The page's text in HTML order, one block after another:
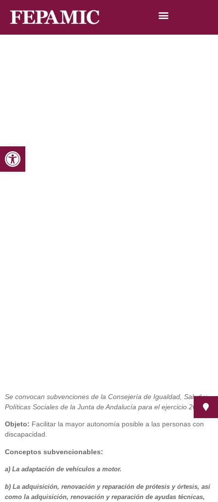
Abrir barra de herramientas
Inicio
Se convocan subvenciones de la Consejería de Igualdad, Salud y
Políticas Sociales de la Junta de Andalucía para el ejercicio 2014
Objeto: Facilitar la mayor autonomía posible a las personas con
discapacidad.
Conceptos subvencionables:
a) La adaptación de vehículos a motor.
b) La adquisición, renovación y reparación de prótesis y órtesis, así
como la adquisición, renovación y reparación de ayudas técnicas,